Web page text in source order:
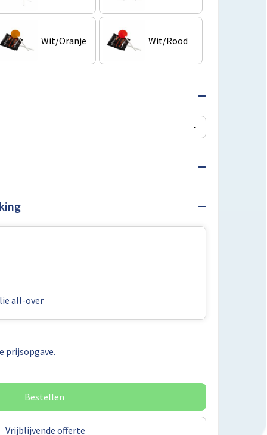
Wit/Oranje Wit/Rood
all-over
prijsopgave.
Bestellen
Vrijblijvende offerte